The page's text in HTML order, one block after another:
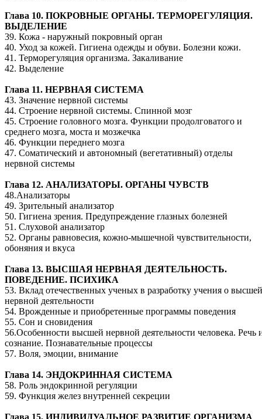
Глава 10. ПОКРОВНЫЕ ОРГАНЫ. ТЕРМОРЕГУЛЯЦИЯ.
ВЫДЕЛЕНИЕ
39. Кожа - наружный покровный орган
40. Уход за кожей. Гигиена одежды и обуви. Болезни кожи.
41. Терморегуляция организма. Закаливание
42. Выделение
Глава 11. НЕРВНАЯ СИСТЕМА
43. Значение нервной системы
44. Строение нервной системы. Спинной мозг
45. Строение головного мозга. Функции продолговатого и
среднего мозга, моста и мозжечка
46. Функции переднего мозга
47. Соматический и автономный (вегетативный) отделы
нервной системы
Глава 12. АНАЛИЗАТОРЫ. ОРГАНЫ ЧУВСТВ
48.Анализаторы
49. Зрительный анализатор
50. Гигиена зрения. Предупреждение глазных болезней
51. Слуховой анализатор
52. Органы равновесия, кожно-мышечной чувствительности,
обоняния и вкуса
Глава 13. ВЫСШАЯ НЕРВНАЯ ДЕЯТЕЛЬНОСТЬ.
ПОВЕДЕНИЕ. ПСИХИКА
53. Вклад отечественных ученых в разработку учения о высшей
нервной деятельности
54. Врожденные и приобретенные программы поведения
55. Сон и сновидения
56.Особенности высшей нервной деятельности человека. Речь
сознание. Познавательные процессы
57. Воля, эмоции, внимание
Глава 14. ЭНДОКРИННАЯ СИСТЕМА
58. Роль эндокринной регуляции
59. Функция желез внутренней секреции
Глава 15. ИНДИВИДУАЛЬНОЕ РАЗВИТИЕ ОРГАНИЗМА